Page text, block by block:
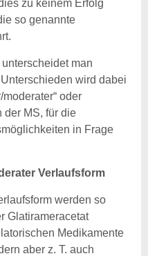
zu keinem Erfolg
so genannte
man
wird dabei
oder
der MS, für die
in Frage
Verlaufsform
werden so
Glatirameracetat
Medikamente
aber z. T. auch